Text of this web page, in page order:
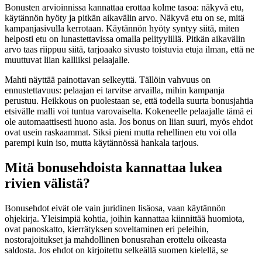
Bonusten arvioinnissa kannattaa erottaa kolme tasoa: näkyvä etu,
käytännön hyöty ja pitkän aikavälin arvo. Näkyvä etu on se, mitä
kampanjasivulla kerrotaan. Käytännön hyöty syntyy siitä, miten
helposti etu on lunastettavissa omalla pelityylillä. Pitkän aikavälin
arvo taas riippuu siitä, tarjoaako sivusto toistuvia etuja ilman, että ne
muuttuvat liian kalliiksi pelaajalle.
Mahti näyttää painottavan selkeyttä. Tällöin vahvuus on
ennustettavuus: pelaajan ei tarvitse arvailla, mihin kampanja
perustuu. Heikkous on puolestaan se, että todella suurta bonusjahtia
etsivälle malli voi tuntua varovaiselta. Kokeneelle pelaajalle tämä ei
ole automaattisesti huono asia. Jos bonus on liian suuri, myös ehdot
ovat usein raskaammat. Siksi pieni mutta rehellinen etu voi olla
parempi kuin iso, mutta käytännössä hankala tarjous.
Mitä bonusehdoista kannattaa lukea
rivien välistä?
Bonusehdot eivät ole vain juridinen lisäosa, vaan käytännön
ohjekirja. Yleisimpiä kohtia, joihin kannattaa kiinnittää huomiota,
ovat panoskatto, kierrätyksen soveltaminen eri peleihin,
nostorajoitukset ja mahdollinen bonusrahan erottelu oikeasta
saldosta. Jos ehdot on kirjoitettu selkeällä suomen kielellä, se